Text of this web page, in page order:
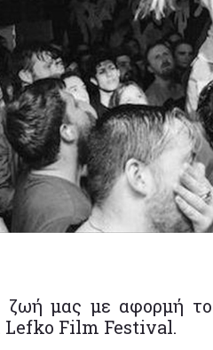
ζωή μας με αφορμή
Lefko Film Festival.